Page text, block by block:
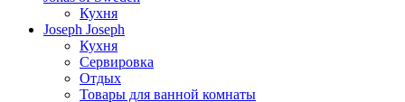
Кухня
Joseph Joseph
Кухня
Сервировка
Отдых
Товары для ванной комнаты